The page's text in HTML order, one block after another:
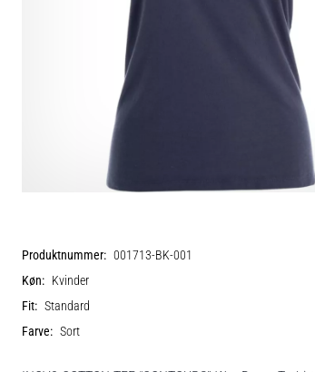
Produktnummer: 001713-BK-001
Køn: Kvinder
Fit: Standard
Farve: Sort